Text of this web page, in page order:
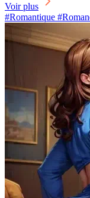
Voir plus
#Romantique